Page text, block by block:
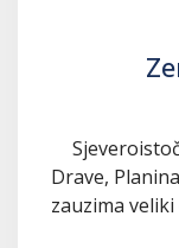
Drave,
zauzima